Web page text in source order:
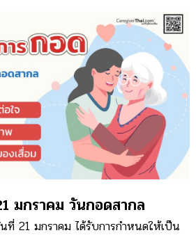
มกราคม วันกอดสากล
ที่ 21 มกราคม ได้รับการกำหนดให้เป็น